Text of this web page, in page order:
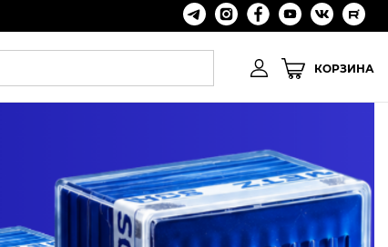
КОРЗИНА